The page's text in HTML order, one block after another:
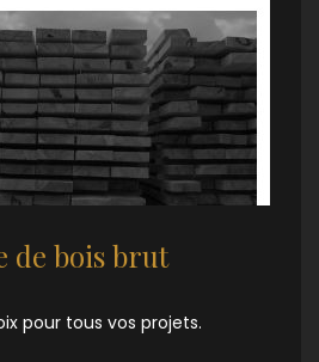
de bois brut
pour tous vos projets.